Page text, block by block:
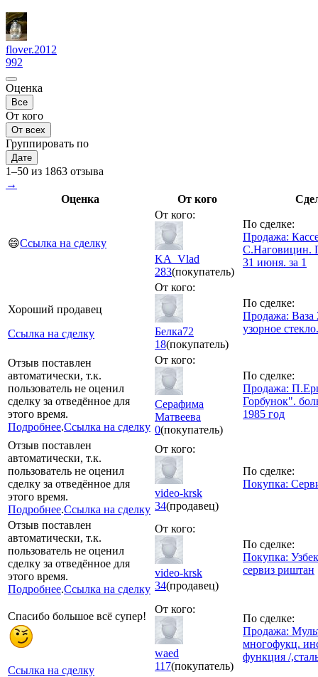
flover.2012
992
Оценка
Все
От кого
От всех
Группировать по
Дате
1–50 из 1863 отзыва
→
Оценка
От кого
😄Ссылка на сделку
От кого:
KA_Vlad
283(покупатель)
По сделке:
Продажа:
С.Наговицин.
31 июня. за 1
Хороший продавец
Ссылка на сделку
От кого:
Белка72
18(покупатель)
По сделке:
Продажа: Ваза
узорное
Отзыв поставлен
автоматически, т.к.
пользователь не оценил
сделку за отведённое для
этого время.
Подробнее.Ссылка на сделку
От кого:
Серафима
Матвеева
0(покупатель)
По сделке:
Продажа:
Горбунок".
1985 год
Отзыв поставлен
автоматически, т.к.
пользователь не оценил
сделку за отведённое для
этого время.
Подробнее.Ссылка на сделку
От кого:
video-krsk
34(продавец)
По сделке:
Покупка:
Отзыв поставлен
автоматически, т.к.
пользователь не оценил
сделку за отведённое для
этого время.
Подробнее.Ссылка на сделку
От кого:
video-krsk
34(продавец)
По сделке:
Покупка:
сервиз риштан
Спасибо большое всё супер!
Ссылка на сделку
От кого:
waed
117(покупатель)
По сделке:
Продажа:
многофукц.
функция /